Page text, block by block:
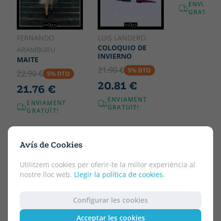
Avís de Cookies
Utilitzem cookies per oferir-te la millor experiència al
nostre lloc web. Llegir la política de cookies.
Configurar les cookies
Acceptar les cookies
FERNANDO
ARAMBURU
MAITE
22.90 € 5% DTO
21.76 €
ENVIAMENT
GRATUÏT!
LUIS LANDERO
COLOQUIO DE
INVIERNO
21.90 € 5% DTO
20.81 €
ENVIAMENT
GRATUÏT!
GRATUÏT!